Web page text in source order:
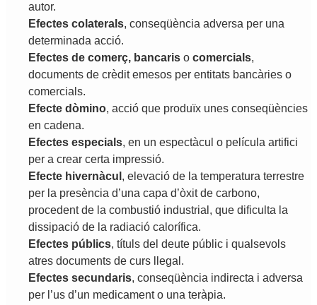
autor.
Efectes colaterals, conseqüència adversa per una
determinada acció.
Efectes de comerç, bancaris o comercials,
documents de crèdit emesos per entitats bancàries o
comercials.
Efecte dòmino, acció que produïx unes conseqüències
en cadena.
Efectes especials, en un espectàcul o película artifici
per a crear certa impressió.
Efecte hivernàcul , elevació de la temperatura terrestre
per la presència d’una capa d’òxit de carbono,
procedent de la combustió industrial , que dificulta la
dissipació de la radiació calorífica.
Efectes públics, títuls del deute públic i qualsevols
atres documents de curs llegal .
Efectes secundaris, conseqüència indirecta i adversa
per ’us d’un medicament o una teràpia.